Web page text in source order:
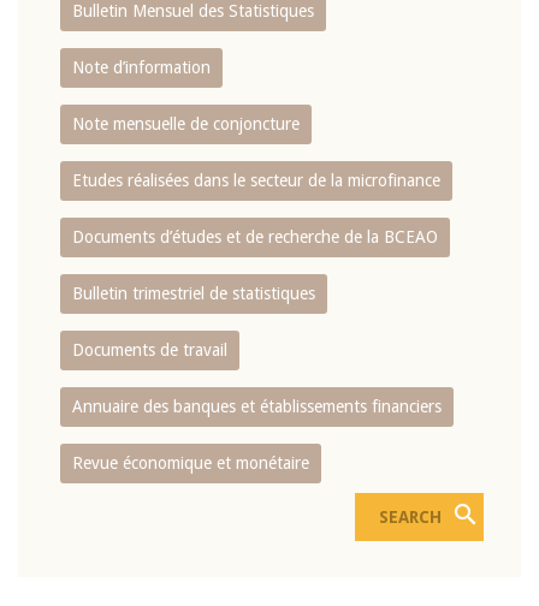
Bulletin Mensuel des Statistiques
Note d’information
Note mensuelle de conjoncture
Etudes réalisées dans le secteur de la microfinance
Documents d’études et de recherche de la BCEAO
Bulletin trimestriel de statistiques
Documents de travail
Annuaire des banques et établissements financiers
Revue économique et monétaire